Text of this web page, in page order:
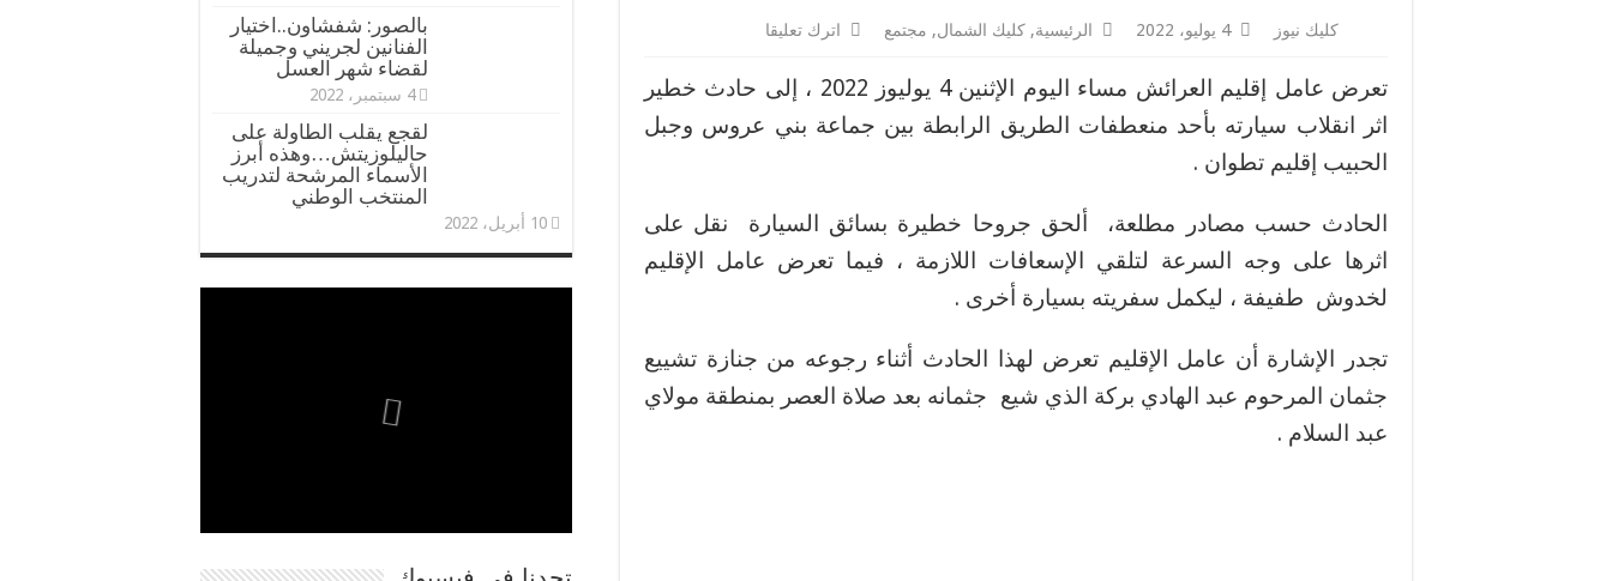
كليك نيوز 4 يوليو، 2022 الرئيسية, كليك الشمال, مجتمع اترك تعليقا
تعرض عامل إقليم العرائش مساء اليوم الإثنين 4 يوليوز 2022 ، إلى حادث خطير
اثر انقلاب سيارته بأحد منعطفات الطريق الرابطة بين جماعة بني عروس وجبل
الحبيب إقليم تطوان .
الحادث حسب مصادر مطلعة، ألحق جروحا خطيرة بسائق السيارة نقل على
اثرها على وجه السرعة لتلقي الإسعافات اللازمة ، فيما تعرض عامل الإقليم
لخدوش طفيفة ، ليكمل سفريته بسيارة أخرى .
تجدر الإشارة أن عامل الإقليم تعرض لهذا الحادث أثناء رجوعه من جنازة تشييع
جثمان المرحوم عبد الهادي بركة الذي شيع جثمانه بعد صلاة العصر بمنطقة مولاي
عبد السلام .
بالصور: شفشاون..اختيار
الفنانين لجريني وجميلة
لقضاء شهر العسل
4 سبتمبر، 2022
لقجع يقلب الطاولة على
حاليلوزيتش…وهذه أبرز
الأسماء المرشحة لتدريب
المنتخب الوطني
10 أبريل، 2022